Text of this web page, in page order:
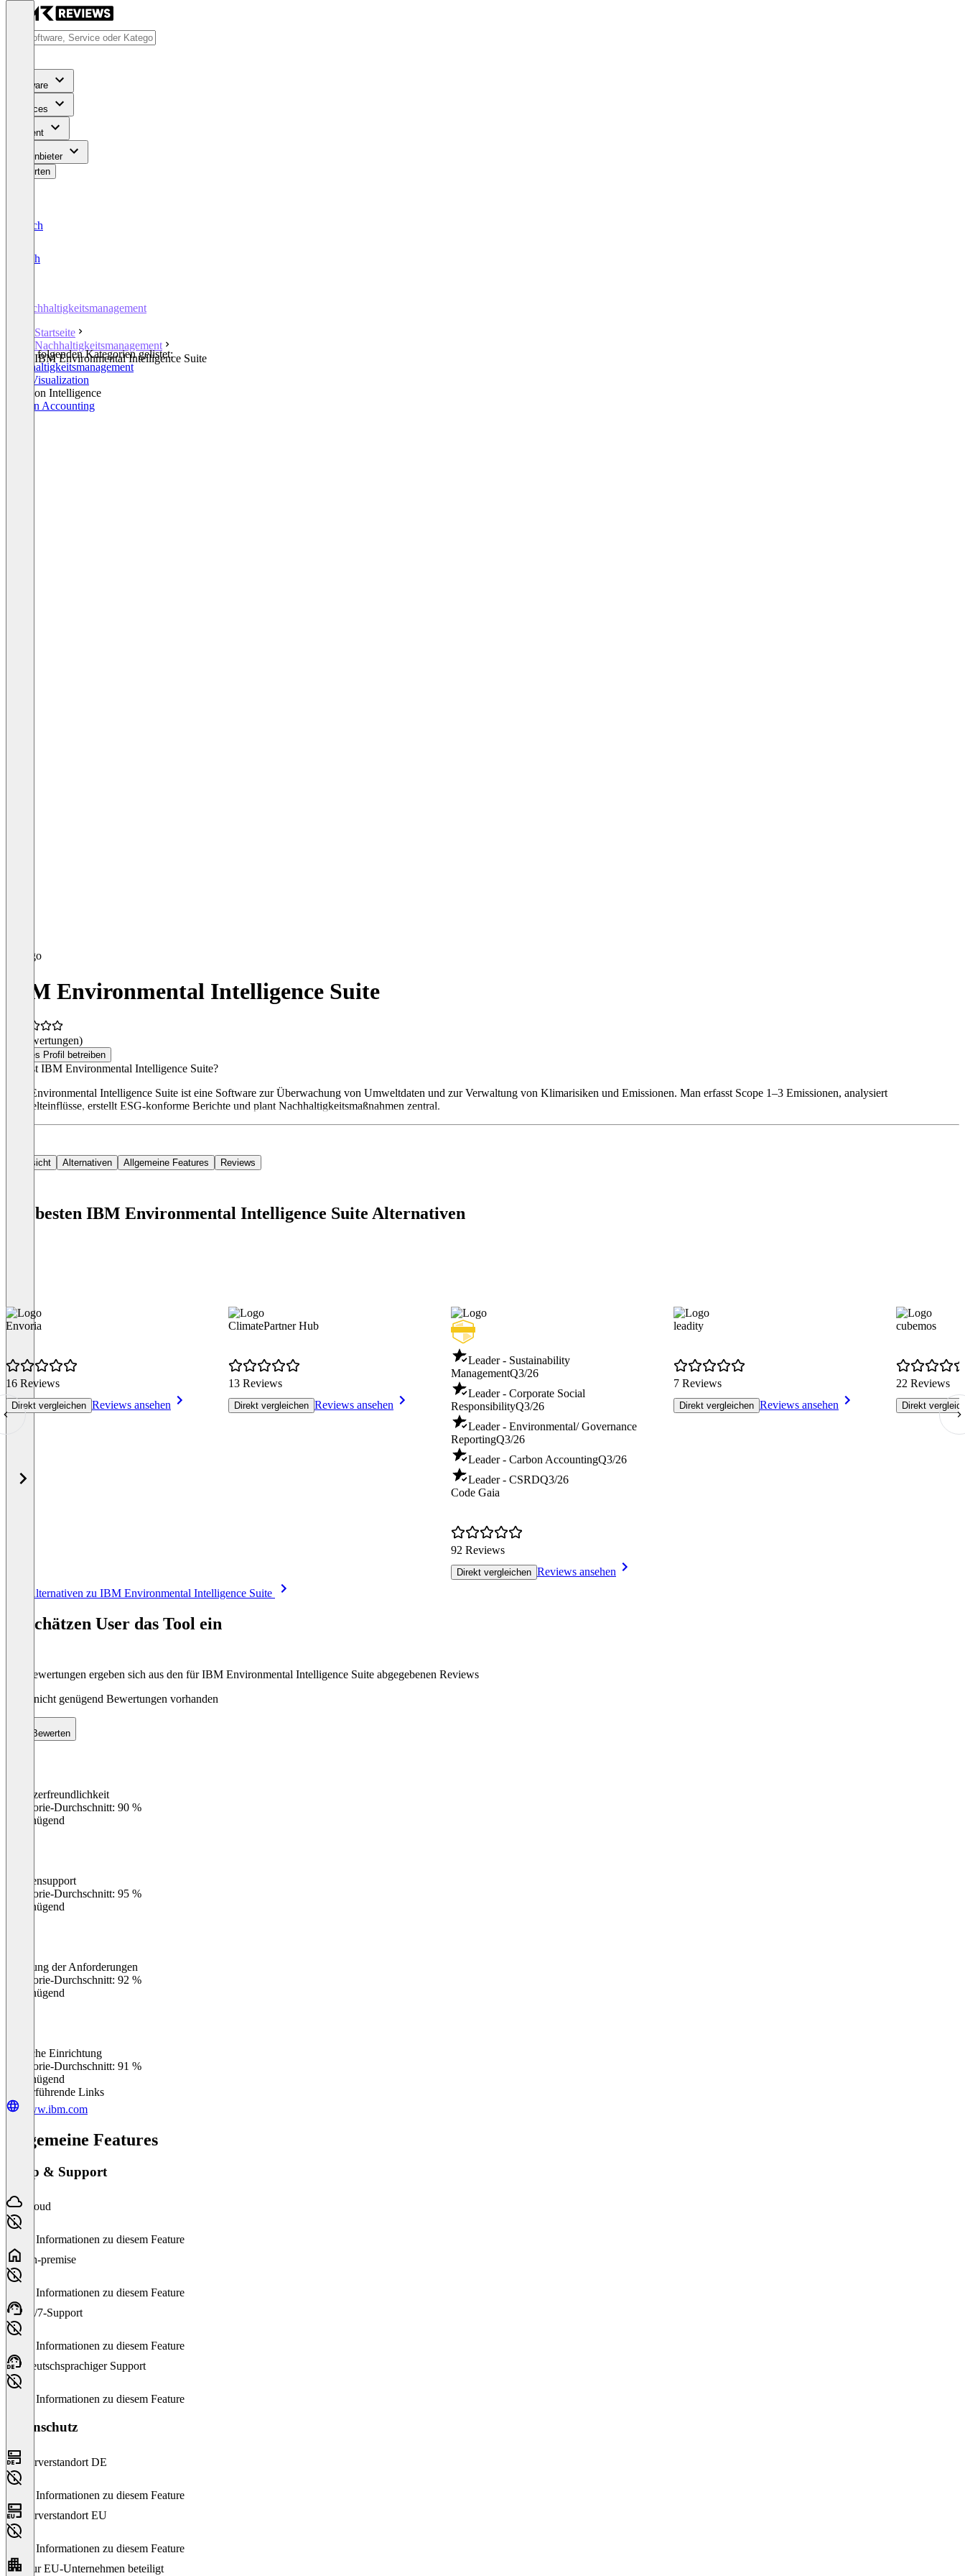
Software
Services
Content
Für Anbieter
Bewerten
Deutsch
English
Nachhaltigkeitsmanagement
Startseite
Nachhaltigkeitsmanagement
IBM Environmental Intelligence Suite
In den folgenden Kategorien gelistet:
Nachhaltigkeitsmanagement
Data Visualization
Location Intelligence
Carbon Accounting
IBM Environmental Intelligence Suite
(0 Bewertungen)
Dieses Profil betreiben
Was ist IBM Environmental Intelligence Suite?
IBM Environmental Intelligence Suite ist eine Software zur Überwachung von Umweltdaten und zur Verwaltung von Klimarisiken und Emissionen. Man erfasst Scope 1–3 Emissionen, analysiert
Umwelteinflüsse, erstellt ESG-konforme Berichte und plant Nachhaltigkeitsmaßnahmen zentral.
Übersicht Alternativen Allgemeine Features Reviews
Die besten IBM Environmental Intelligence Suite Alternativen
Envoria
16 Reviews
Direkt vergleichen Reviews ansehen
ClimatePartner Hub
13 Reviews
Direkt vergleichen Reviews ansehen
Leader - Sustainability
ManagementQ3/26
Leader - Corporate Social
ResponsibilityQ3/26
Leader - Environmental/ Governance
ReportingQ3/26
Leader - Carbon AccountingQ3/26
Leader - CSRDQ3/26
Code Gaia
92 Reviews
Direkt vergleichen Reviews ansehen
leadity
7 Reviews
Direkt vergleichen Reviews ansehen
cubemos
22 Reviews
Direkt
Alle Alternativen zu IBM Environmental Intelligence Suite
So schätzen User das Tool ein
Die Bewertungen ergeben sich aus den für IBM Environmental Intelligence Suite abgegebenen Reviews
Noch nicht genügend Bewertungen vorhanden
Bewerten
Benutzerfreundlichkeit
Kategorie-Durchschnitt: 90 %
Ungenügend
Kundensupport
Kategorie-Durchschnitt: 95 %
Ungenügend
Erfüllung der Anforderungen
Kategorie-Durchschnitt: 92 %
Ungenügend
Einfache Einrichtung
Kategorie-Durchschnitt: 91 %
Ungenügend
Weiterführende Links
www.ibm.com
Allgemeine Features
Setup & Support
Cloud
Keine Informationen zu diesem Feature
On-premise
Keine Informationen zu diesem Feature
24/7-Support
Keine Informationen zu diesem Feature
Deutschsprachiger Support
Keine Informationen zu diesem Feature
Datenschutz
Serverstandort DE
Keine Informationen zu diesem Feature
Serverstandort EU
Keine Informationen zu diesem Feature
Nur EU-Unternehmen beteiligt